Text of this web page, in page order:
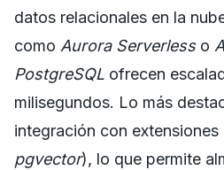
datos relacionales en la
como Aurora Serverlesso
PostgreSQL ofrecen
milisegundos. Lo más
integración con
pgvector), lo que permite